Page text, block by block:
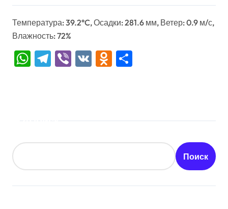
Температура: 39.2°C, Осадки: 281.6 мм, Ветер: 0.9 м/с,
Влажность: 72%
WhatsApp
Telegram
Viber
VK Odnoklassniki
Поиск